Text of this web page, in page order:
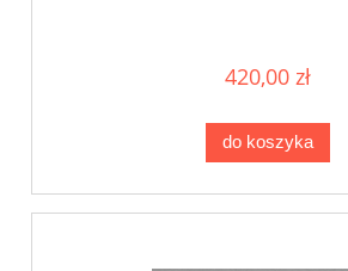
420,00 zł
do koszyka